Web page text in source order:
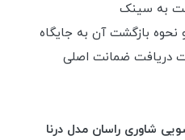
به سینک
بازگشت آن به جایگاه
دریافت ضمانت اصلی
شاوری راسان مدل درنا